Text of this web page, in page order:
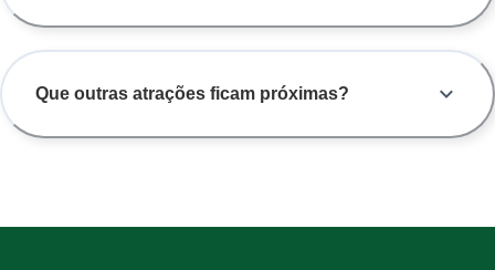
Que outras atrações ficam próximas?